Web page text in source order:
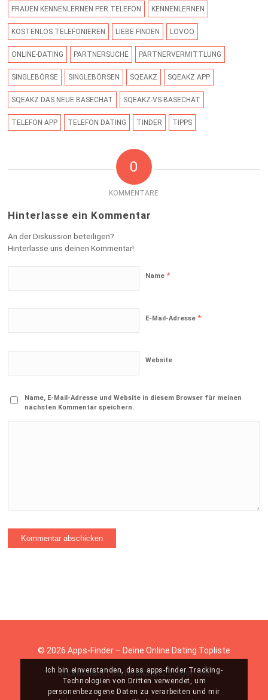
FRAUEN KENNENLERNEN PER TELEFON KENNENLERNEN
KOSTENLOS TELEFONIEREN LIEBE FINDEN LOVOO
ONLINE-DATING PARTNERSUCHE PARTNERVERMITTLUNG
SINGLEBÖRSE SINGLEBÖRSEN SQEAKZ SQEAKZ APP
SQEAKZ DAS NEUE BASECHAT SQEAKZ-VS-BASECHAT
TELEFON APP TELEFON DATING TINDER TIPPS
0
KOMMENTARE
Hinterlasse ein Kommentar
An der Diskussion beteiligen?
Hinterlasse uns deinen Kommentar!
Name*
E-Mail-Adresse*
Website
Name, E-Mail-Adresse und Website in diesem Browser für meinen
nächsten Kommentar speichern.
© 2026 Apps-Finder – Deine Online Dating Topliste
Impressum|Datenschutz|Über uns
Ich bin einverstanden, dass apps-finder Tracking-
Technologien von Dritten verwendet, um
personenbezogene Daten zu verarbeiten und mir